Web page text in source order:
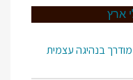
מודרך בנהיגה עצמית